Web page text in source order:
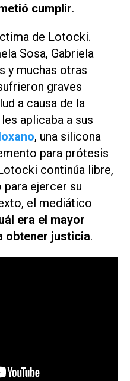
cumplir.
de Lotocki.
Sosa, Gabriela
y muchas otras
graves
a causa de la
aplicaba a sus
, una silicona
para prótesis
continúa libre,
para ejercer su
el mediático
era el mayor
obtener justicia.